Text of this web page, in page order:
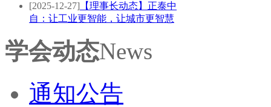
[2025-12-27] 【理事长动态】正泰中
自：让工业更智能，让城市更智慧
学会动态News
通知公告